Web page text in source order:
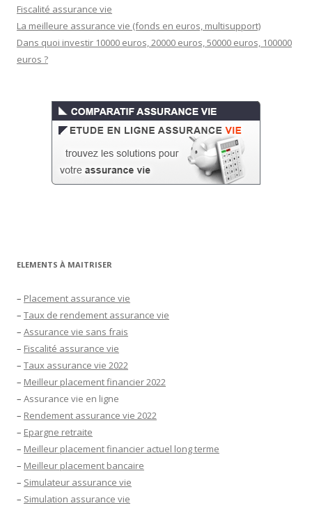
Fiscalité assurance vie
La meilleure assurance vie (fonds en euros, multisupport)
Dans quoi investir 10000 euros, 20000 euros, 50000 euros, 100000
euros ?
ELEMENTS À MAITRISER
– Placement assurance vie
– Taux de rendement assurance vie
– Assurance vie sans frais
– Fiscalité assurance vie
– Taux assurance vie 2022
– Meilleur placement financier 2022
– Assurance vie en ligne
– Rendement assurance vie 2022
– Epargne retraite
– Meilleur placement financier actuel long terme
– Meilleur placement bancaire
– Simulateur assurance vie
– Simulation assurance vie